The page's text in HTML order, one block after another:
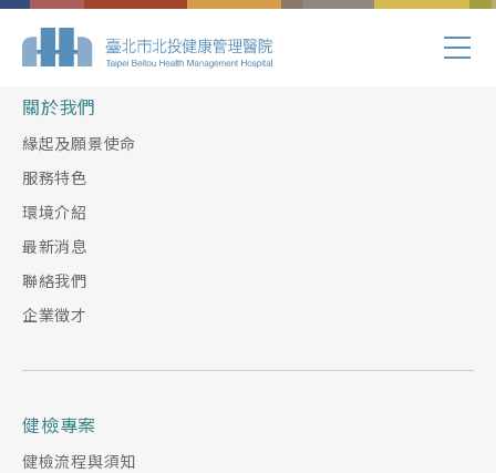
Index.php
關於我們
緣起及願景使命
服務特色
環境介紹
最新消息
聯絡我們
企業徵才
健檢專案
健檢流程與須知